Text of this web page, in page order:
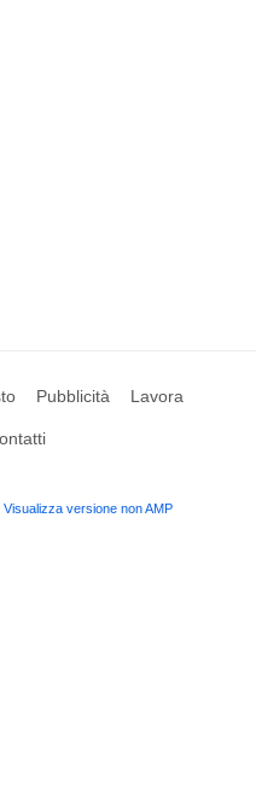
Pubblicità Lavora
Visualizza versione non AMP